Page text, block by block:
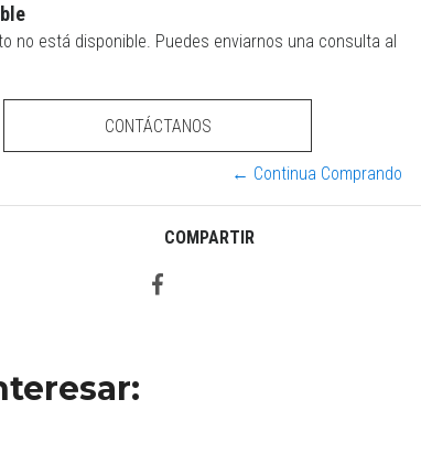
no está disponible. Puedes enviarnos una consulta al
CONTÁCTANOS
← Continua Comprando
COMPARTIR